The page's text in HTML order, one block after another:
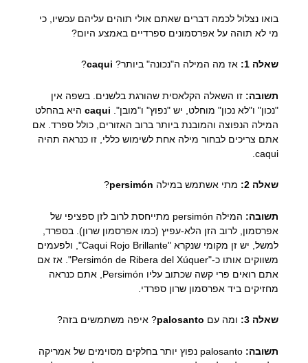
בואו נצלול לכמה דברים שאתם אולי תוהים עליהם עכשיו, כי
מי לא תוהה על אפרסמונים ספרדיים באמצע היום?
שאלה 1: אז מה המילה ה"נכונה" ביותר? caqui
?
תשובה: זו השאלה הקלאסית שהורגת בלשנים. בשפה אין
"נכון" ו"לא נכון" מוחלט, יש "נפוץ" ו"מובן". caquiהיא בהחלט
המילה הנפוצה והמובנת ביותר ברוב האזורים, כולל ספרד. אם
אתם צריכים לבחור מילה אחת לשימוש כללי, זו כנראה תהיה
caqui.
שאלה 2: מתי אשתמש במילה persimón
?
תשובה:
המילה persimón מתייחסת לרוב לזן ספציפי של
אפרסמון, לרוב הזן הלא-עפיץ (כמו אפרסמון שרון). בספרד,
למשל, יש זן מקומי שנקרא "Caqui Rojo Brillante", ולפעמים
משווקים אותו כ-"Persimón de Ribera del Xúquer". אז אם
אתם רואים פרי קשה שכתוב עליו Persimón, אתם כנראה
מחזיקים ביד אפרסמון שרון ספרדי.
שאלה 3: ומה עם palosanto? איפה משתמשים בזה?
תשובה:
palosanto נפוץ יותר בחלקים מסוימים של אמריקה